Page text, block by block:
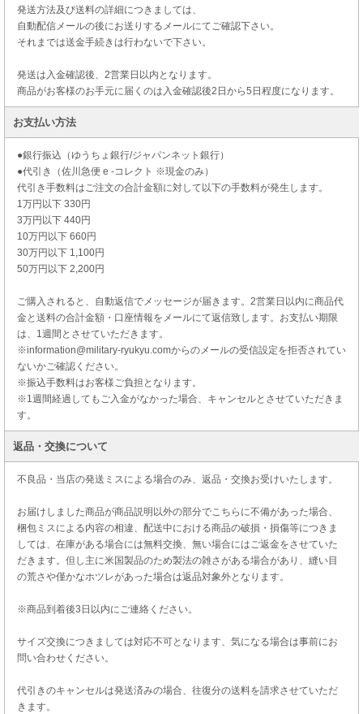
発送方法及び送料の詳細につきましては、
自動配信メールの後にお送りするメールにてご確認下さい。
それまでは送金手続きは行わないで下さい。
発送は入金確認後、2営業日以内となります。
商品がお客様のお手元に届くのは入金確認後2日から5日程度になります。
お支払い方法
●銀行振込（ゆうちょ銀行/ジャパンネット銀行）
●代引き（佐川急便 e -コレクト ※現金のみ）
代引き手数料はご注文の合計金額に対して以下の手数料が発生します。
1万円以下 330円
3万円以下 440円
10万円以下 660円
30万円以下 1,100円
50万円以下 2,200円
ご購入されると、自動返信でメッセージが届きます。2営業日以内に商品代
金と送料の合計金額・口座情報をメールにて返信致します。お支払い期限
は、1週間とさせていただきます。
※information@military-ryukyu.comからのメールの受信設定を拒否されてい
ないかご確認ください。
※振込手数料はお客様ご負担となります。
※1週間経過してもご入金がなかった場合、キャンセルとさせていただきま
す。
返品・交換について
不良品・当店の発送ミスによる場合のみ、返品・交換お受けいたします。
お届けしました商品が商品説明以外の部分でこちらに不備があった場合、
梱包ミスによる内容の相違、配送中における商品の破損・損傷等につきま
しては、在庫がある場合には無料交換、無い場合にはご返金をさせていた
だきます。但し主に米国製品のため製法の雑さがある場合があり、縫い目
の荒さや僅かなホツレがあった場合は返品対象外となります。
※商品到着後3日以内にご連絡ください。
サイズ交換につきましては対応不可となります、気になる場合は事前にお
問い合わせください。
代引きのキャンセルは発送済みの場合、往復分の送料を請求させていただ
きます。